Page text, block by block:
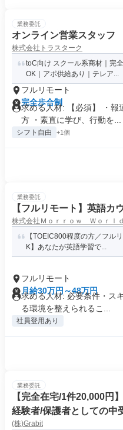
業務委託
オンライン営業スタッフ
株式会社トラスターク
toC向け スクール系商材｜完
OK｜アポ供給あり｜テレア...
フルリモート
完全歩合制
求める人材: 【必須】 ・報
方 ・素直に学び、行動を...
シフト自由 +1個
業務委託
【フルリモート】英語カ
株式会社Ｍｏｒｒｏｗ Ｗｏｒｌｄ
【TOEIC800程度の方／フル
K】あなたが英語学習で...
フルリモート
月給30万円～48万円
求める人材: 必要条件・ス
る環境を整えられるこ...
社員登用あり
業務委託
【完全在宅/1件20,000円
経験者/保護者としての中
(株)Grabit